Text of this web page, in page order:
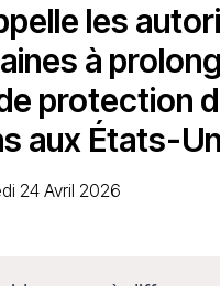
les
à
protection
aux États-
24 Avril 2026